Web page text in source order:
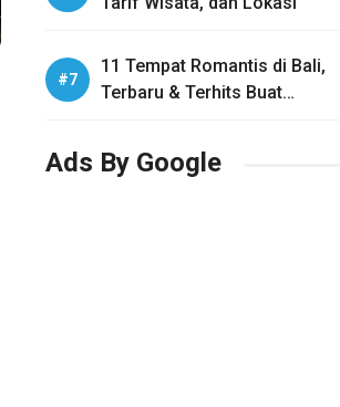
11 Tempat Romantis di Bali,
Terbaru & Terhits Buat
Ads By Google